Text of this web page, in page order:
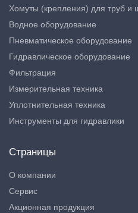
Хомуты (крепления) для труб и
Водное оборудование
Пневматическое оборудование
Гидравлическое оборудование
Фильтрация
Измерительная техника
Уплотнительная техника
Инструменты для гидравлики
Страницы
О компании
Сервис
Акционная продукция